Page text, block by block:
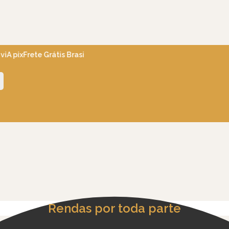
pixFrete Grátis Brasil acima de R$600
Rendas por toda parte